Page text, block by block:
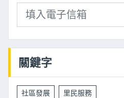
關鍵字
社區發展 里民服務